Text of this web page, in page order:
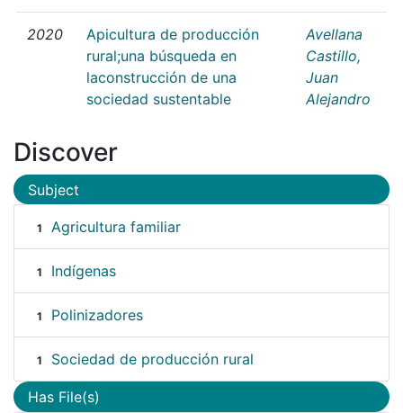
2020
Apicultura de producción
rural;una búsqueda en
laconstrucción de una
sociedad sustentable
Avellana
Castillo,
Juan
Alejandro
Discover
Subject
1 Agricultura familiar
1 Indígenas
1 Polinizadores
1 Sociedad de producción rural
Has File(s)